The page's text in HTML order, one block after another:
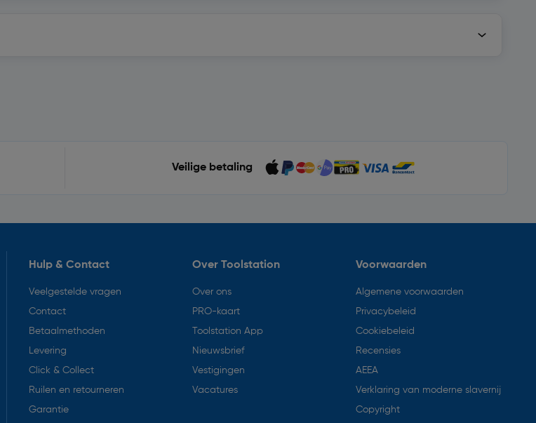
Veilige betaling
Hulp & Contact
Veelgestelde vragen
Contact
Betaalmethoden
Levering
Click & Collect
Ruilen en retourneren
Garantie
Over Toolstation
Over ons
PRO-kaart
Toolstation App
Nieuwsbrief
Vestigingen
Vacatures
Voorwaarden
Algemene voorwaarden
Privacybeleid
Cookiebeleid
Recensies
AEEA
Verklaring van moderne slavernij
Copyright